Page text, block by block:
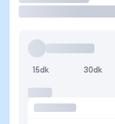
15dk 30dk